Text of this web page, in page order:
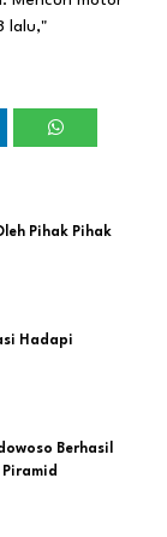
lalu,"
Pihak Pihak
Hadapi
Berhasil
Piramid